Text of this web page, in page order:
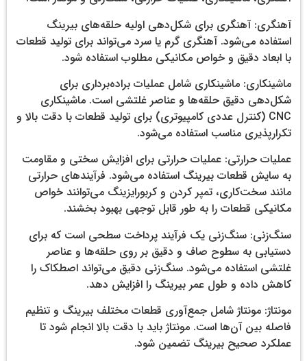
آهنگری: آهنگری برای شکل‌دهی اولیه حلقه‌های بیرینگ
استفاده می‌شود. آهنگری گرم یا سرد می‌تواند برای تولید قطعات
با ابعاد دقیق و خواص مکانیکی مطلوب استفاده شود.
ماشینکاری: ماشینکاری شامل عملیات براده‌برداری برای
شکل‌دهی دقیق حلقه‌ها و عناصر غلتشی است. ماشینکاری
CNC (کنترل عددی کامپیوتری) برای تولید قطعات با دقت بالا و
تکرارپذیری مناسب استفاده می‌شود.
عملیات حرارتی: عملیات حرارتی برای افزایش سختی و مقاومت
به سایش قطعات بیرینگ استفاده می‌شود. فرآیندهای حرارتی
مانند سخت‌کاری، تمپر کردن و کربورایزینگ می‌توانند خواص
مکانیکی قطعات را به طور قابل توجهی بهبود بخشند.
سنگ‌زنی: سنگ‌زنی یک فرآیند پرداخت سطحی است که برای
دستیابی به سطوح صاف و دقیق بر روی حلقه‌ها و عناصر
غلتشی استفاده می‌شود. سنگ‌زنی دقیق می‌تواند اصطکاک را
کاهش داده و طول عمر بیرینگ را افزایش دهد.
مونتاژ: مونتاژ شامل جمع‌آوری قطعات مختلف بیرینگ و تنظیم
فاصله بین آن‌ها است. مونتاژ باید با دقت بالا انجام شود تا
عملکرد صحیح بیرینگ تضمین شود.